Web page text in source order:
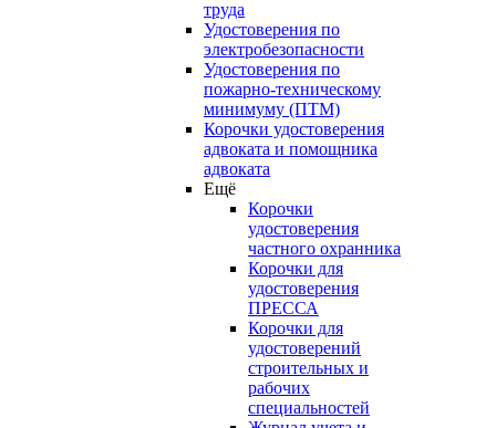
труда
Удостоверения по
электробезопасности
Удостоверения по
пожарно-техническому
минимуму (ПТМ)
Корочки удостоверения
адвоката и помощника
адвоката
Ещё
Корочки
удостоверения
частного охранника
Корочки для
удостоверения
ПРЕССА
Корочки для
удостоверений
строительных и
рабочих
специальностей